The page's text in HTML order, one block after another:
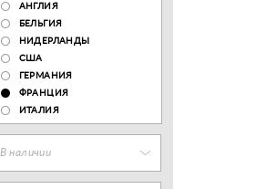
АНГЛИЯ
БЕЛЬГИЯ
НИДЕРЛАНДЫ
США
ГЕРМАНИЯ
ФРАНЦИЯ
ИТАЛИЯ
В наличии